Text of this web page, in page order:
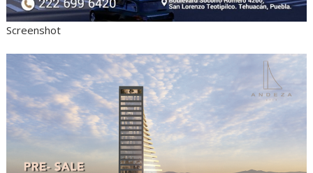
Screenshot